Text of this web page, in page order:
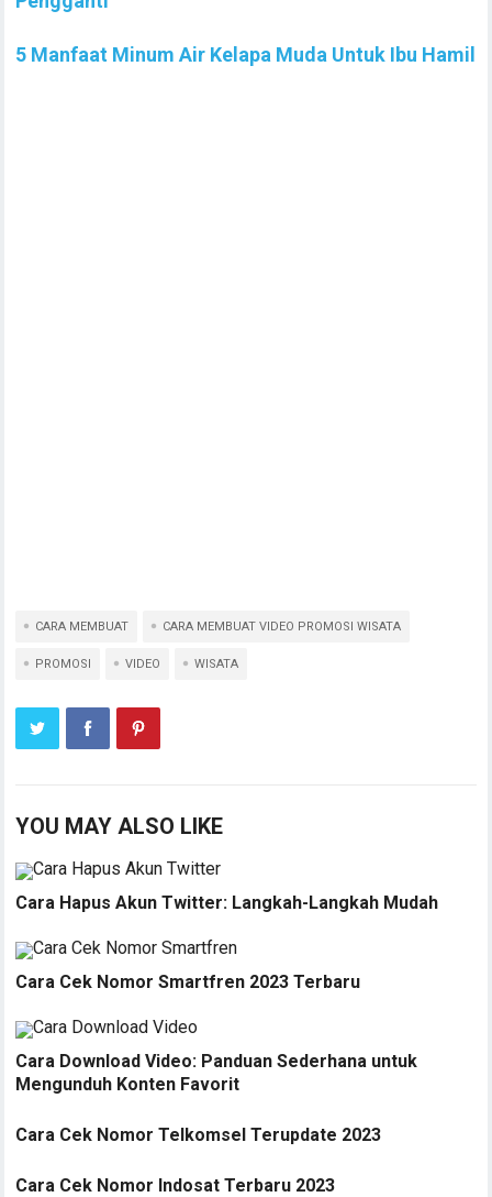
5 Manfaat Minum Air Kelapa Muda Untuk Ibu Hamil
CARA MEMBUAT CARA MEMBUAT VIDEO PROMOSI WISATA
PROMOSI VIDEO WISATA
YOU MAY ALSO LIKE
Cara Hapus Akun Twitter: Langkah-Langkah Mudah
Cara Cek Nomor Smartfren 2023 Terbaru
Cara Download Video: Panduan Sederhana untuk
Mengunduh Konten Favorit
Cara Cek Nomor Telkomsel Terupdate 2023
Cara Cek Nomor Indosat Terbaru 2023